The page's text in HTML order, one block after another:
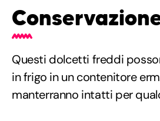
Questi dolcetti freddi
in frigo in un contenitore
manterranno intatti per